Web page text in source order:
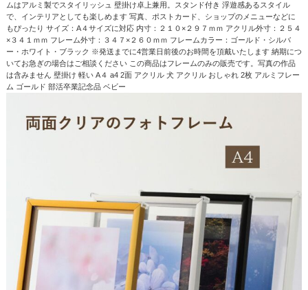
ムはアルミ製でスタイリッシュ 壁掛け卓上兼用。スタンド付き 浮遊感あるスタイル
で、インテリアとしても楽しめます 写真、ポストカード、ショップのメニューなどに
もぴったり サイズ：A４サイズに対応 内寸：２１０×２９７ｍｍ アクリル外寸：２５４
×３４１ｍｍ フレーム外寸：３４７×２６０ｍｍ フレームカラー：ゴールド・シルバ
ー・ホワイト・ブラック ※発送までに4営業日前後のお時間を頂戴いたします 納期につ
いてお急ぎの場合はご相談ください この商品はフレームのみの販売です。写真の作品
は含みません 壁掛け 軽い A４ a4 2面 アクリル 犬 アクリル おしゃれ 2枚 アルミフレー
ム ゴールド 部活卒業記念品 ベビー